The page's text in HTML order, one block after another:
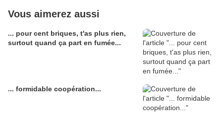
Vous aimerez aussi
... pour cent briques, t'as plus rien,
surtout quand ça part en fumée...
... formidable coopération...